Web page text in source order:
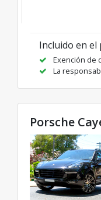
Incluido en el
Exención de
La
Porsche